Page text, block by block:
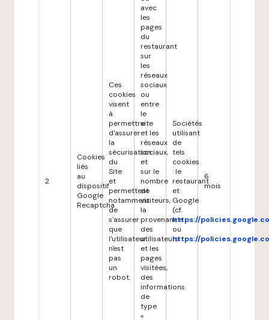
2
Cookies
liés
au
dispositif
Google
Recaptcha
Ces
cookies
visent
à
permettre
d'assurer
la
sécurisation
du
Site
et
permettent
notamment
de
s'assurer
que
l'utilisateur
n'est
pas
un
robot.
avec
les
pages
du
restaurant
sur
les
réseaux
sociaux
ou
entre
le
site
et les
réseaux
sociaux,
et
sur le
nombre
de
visiteurs,
la
provenance
des
utilisateurs
et les
pages
visitées,
des
informations
de
type
«
Sociétés
utilisant
de
tels
cookies
: le
restaurant
et
Google
(cf.
https://
ou
https://
6
mois